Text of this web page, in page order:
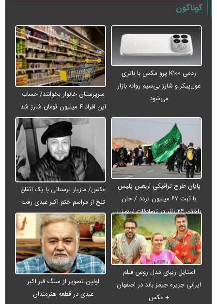
گوناگون
ردمی K۱۰۰ پرو مکس با باتری
غول‌پیکر و شارژ بی‌سیم روانه بازار
می‌شود
سرپرستان خانوار بخوانند/ حساب
این افراد ۴ میلیون تومان شارژ شد
پایان طرح ترافیکی اربعین پلیس
با ثبت ۶۷ میلیون تردد / جان
باختن ۲۴ زائر در تصادفات اربعینی
عکس/ مازیار لرستانی با یک اتفاق
تلخ از مراسم ختم اکبر عبدی رفت
استایل زیبای مدل روس فیلم
ایرانی جزیره جیمز باند در اصفهان
+ عکس
اولین تصویر از سنگ قبر اکبر
عبدی در قطعه هنرمندان